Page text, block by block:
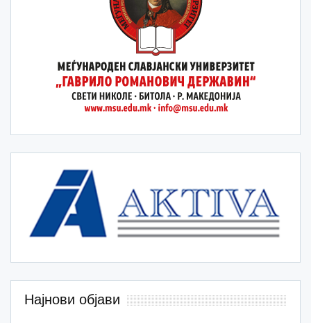
Најнови објави